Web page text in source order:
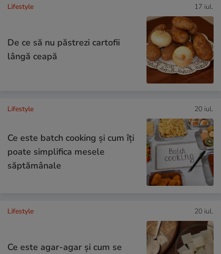
Lifestyle 17 iul.
De ce să nu păstrezi cartofii
lângă ceapă
Lifestyle 20 iul.
Ce este batch cooking și cum îți
poate simplifica mesele
săptămânale
Lifestyle 20 iul.
Ce este agar-agar și cum se